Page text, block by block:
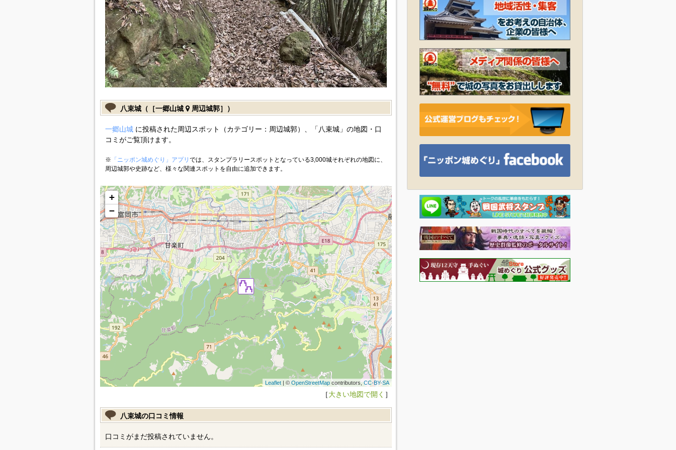
八束城（［一郷山城 周辺城郭］）
一郷山城に投稿された周辺スポット（カテゴリー：周辺城郭）、「八束城」の地図・口
コミがご覧頂けます。
※ 「ニッポン城めぐり」アプリ では、スタンプラリースポットとなっている3,000城それぞれの地図に、
周辺城郭や史跡など、様々な関連スポットを自由に追加できます。
+
−
Leaflet| © OpenStreetMapcontributors, CC-BY-SA
［大きい地図で開く ］
八束城の口コミ情報
口コミがまだ投稿されていません。